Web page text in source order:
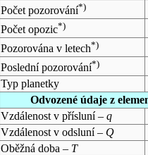
Počet pozorování*)
Počet opozic*)
Pozorována v letech*)
Poslední pozorování*)
Typ planetky
Odvozené údaje z
Vzdálenost v přísluní – q
Vzdálenost v odsluní – Q
Oběžná doba – T